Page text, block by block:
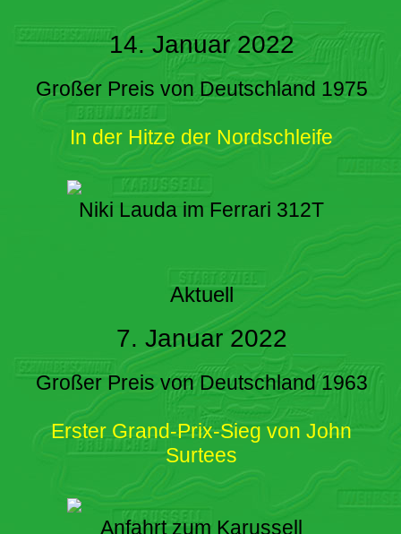
14. Januar 2022
Großer Preis von Deutschland 1975
In der Hitze der Nordschleife
Niki Lauda im Ferrari 312T
Aktuell
7. Januar 2022
Großer Preis von Deutschland 1963
Erster Grand-Prix-Sieg von John
Surtees
Anfahrt zum Karussell